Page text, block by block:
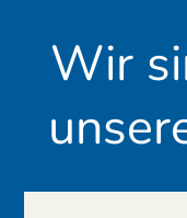
Wir